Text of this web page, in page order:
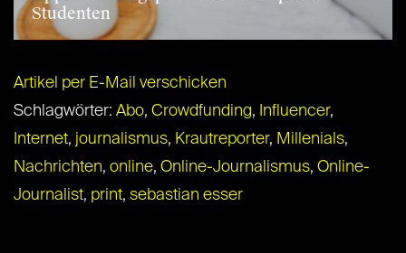
Studenten
Artikel per E-Mail verschicken
Schlagwörter: Abo, Crowdfunding, Influencer,
Internet, journalismus, Krautreporter, Millenials,
Nachrichten, online, Online-Journalismus, Online-
Journalist, print, sebastian esser